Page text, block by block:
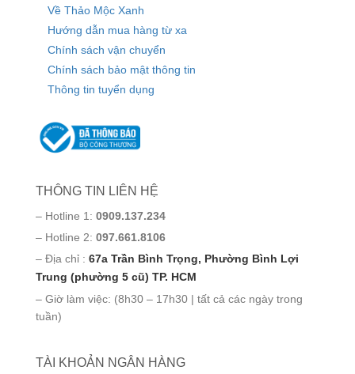
Về Thảo Mộc Xanh
Hướng dẫn mua hàng từ xa
Chính sách vận chuyển
Chính sách bảo mật thông tin
Thông tin tuyển dụng
THÔNG TIN LIÊN HỆ
– Hotline 1: 0909.137.234
– Hotline 2: 097.661.8106
– Địa chỉ : 67a Trần Bình Trọng, Phường Bình Lợi
Trung (phường 5 cũ) TP. HCM
– Giờ làm việc: (8h30 – 17h30 | tất cả các ngày trong
tuần)
TÀI KHOẢN NGÂN HÀNG